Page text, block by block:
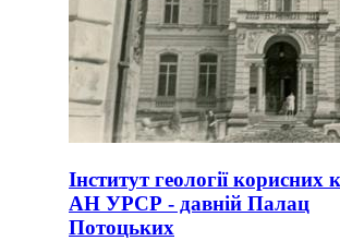
Інститут геології корисних
АН УРСР - давній Палац
Потоцьких